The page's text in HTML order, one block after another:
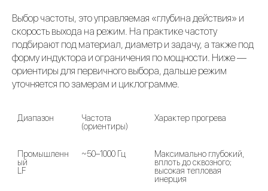
Выбор частоты, это управляемая «глубина действия» и
скорость выхода на режим. На практике частоту
подбирают под материал, диаметр и задачу, а также под
форму индуктора и ограничения по мощности. Ниже —
ориентиры для первичного выбора, дальше режим
уточняется по замерам и циклограмме.
Диапазон
Частота
(ориентиры)
Характер прогрева
Промышленн
ый
~50–1000 Гц
Максимально глубокий,
вплоть до сквозного;
высокая тепловая
инерция